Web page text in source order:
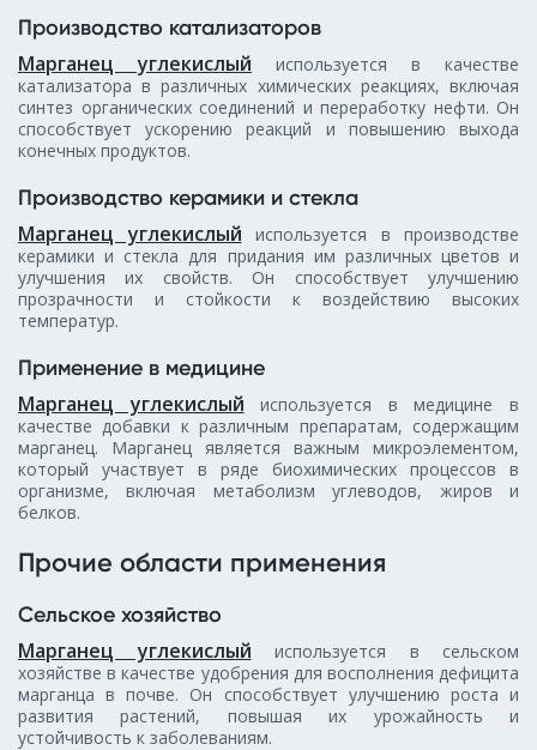
Производство катализаторов
Марганец углекислый используется в качестве
катализатора в различных химических реакциях, включая
синтез органических соединений и переработку нефти. Он
способствует ускорению реакций и повышению выхода
конечных продуктов.
Производство керамики и стекла
Марганец углекислый используется в производстве
керамики и стекла для придания им различных цветов и
улучшения их свойств. Он способствует улучшению
прозрачности и стойкости к воздействию высоких
температур.
Применение в медицине
Марганец углекислый используется в медицине в
качестве добавки к различным препаратам, содержащим
марганец. Марганец является важным микроэлементом,
который участвует в ряде биохимических процессов в
организме, включая метаболизм углеводов, жиров и
белков.
Прочие области применения
Сельское хозяйство
Марганец углекислый используется в сельском
хозяйстве в качестве удобрения для восполнения дефицита
марганца в почве. Он способствует улучшению роста и
развития растений, повышая их урожайность и
устойчивость к заболеваниям.